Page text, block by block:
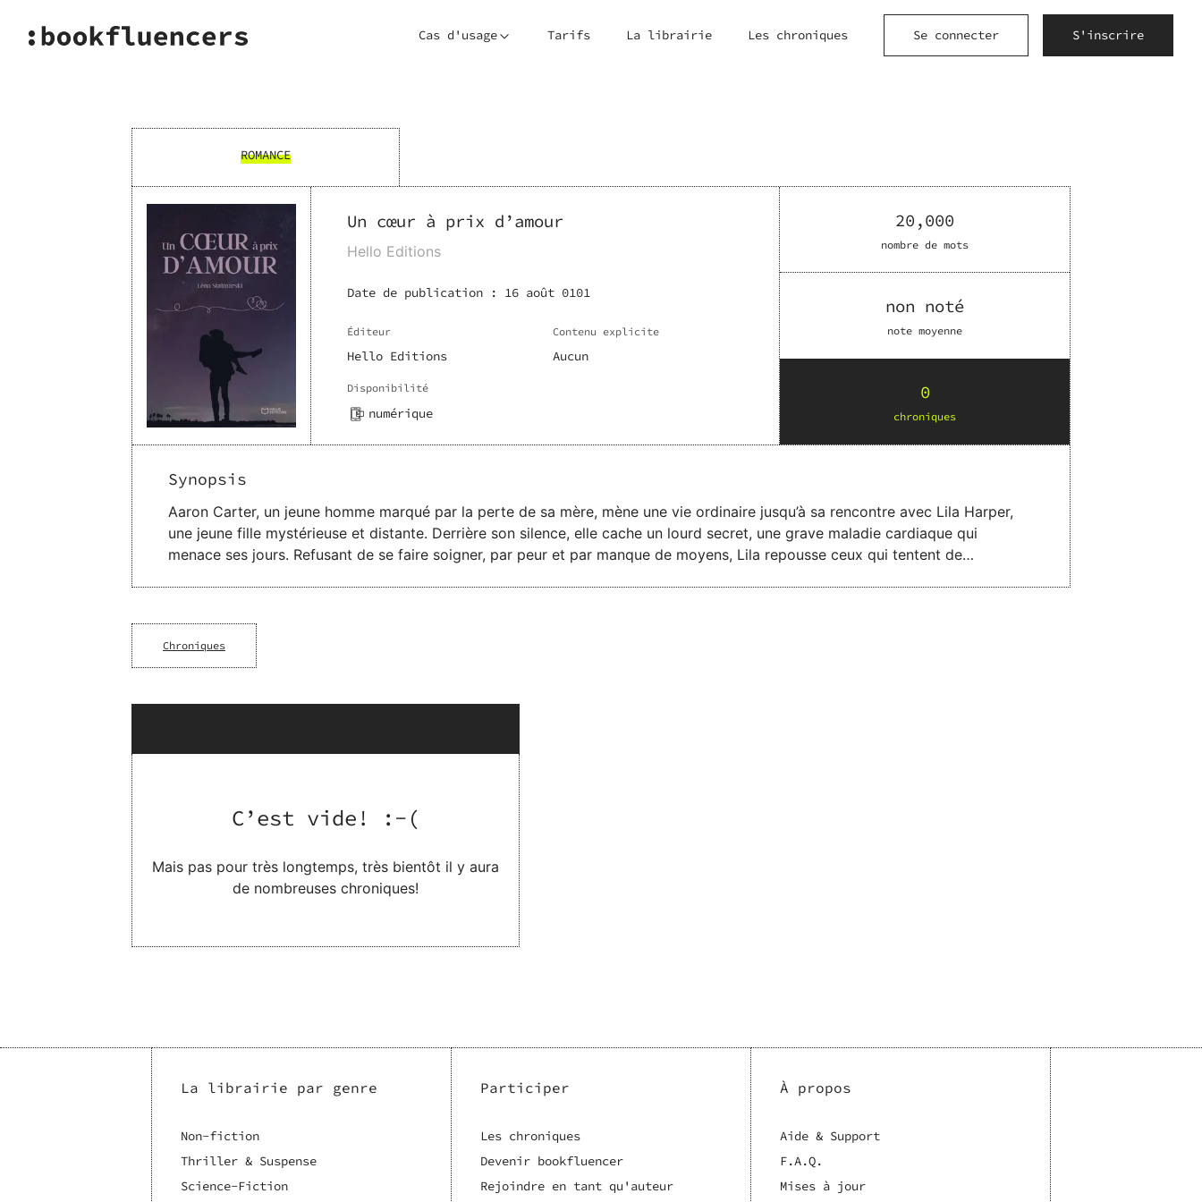
Cas d'usage Tarifs La librairie Les chroniques Se connecter S'inscrire
ROMANCE
Un cœur à prix d’amour
Hello Editions
Date de publication : 16 août 0101
Éditeur
Hello Editions
Contenu explicite
Aucun
Disponibilité
numérique
20,000
nombre de mots
non noté
note moyenne
0
chroniques
Synopsis
Aaron Carter, un jeune homme marqué par la perte de sa mère, mène une vie ordinaire jusqu’à sa rencontre avec Lila Harper,
une jeune fille mystérieuse et distante. Derrière son silence, elle cache un lourd secret, une grave maladie cardiaque qui
menace ses jours. Refusant de se faire soigner, par peur et par manque de moyens, Lila repousse ceux qui tentent de
sacrifice, ils tentent de redéfinir leurs vies. Mais une question demeure : peut-on vraiment sauver un cœur qui est déjà sur le
point de se briser…
Chroniques
C’est vide! :-(
Mais pas pour très longtemps, très bientôt il y aura
de nombreuses chroniques!
La librairie par genre
Non-fiction
Thriller & Suspense
Science-Fiction
Participer
Les chroniques
Devenir bookfluencer
Rejoindre en tant qu'auteur
À propos
Aide & Support
F.A.Q.
Mises à jour